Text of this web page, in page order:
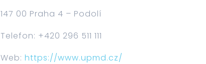
147 00 Praha 4 – Podolí
Telefon: +420 296 511 111
Web:https://www.upmd.cz/